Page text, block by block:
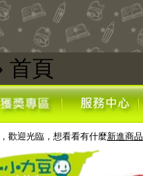
首頁
，歡迎光臨，想看看有什麼新進商品